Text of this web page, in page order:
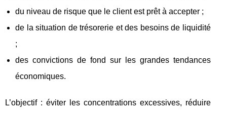
du niveau de risque que le client est prêt à accepter ;
de la situation de trésorerie et des besoins de liquidité
;
des convictions de fond sur les grandes tendances
économiques.
L’objectif : éviter les concentrations excessives, réduire